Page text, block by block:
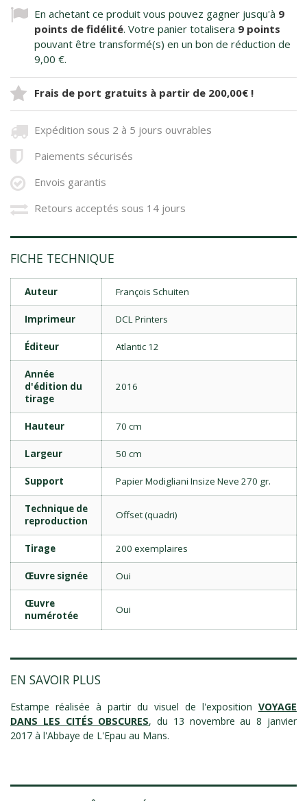
En achetant ce produit vous pouvez gagner jusqu'à 9
points de fidélité. Votre panier totalisera 9 points
pouvant être transformé(s) en un bon de réduction de
9,00 €.
Frais de port gratuits à partir de 200,00€ !
Expédition sous 2 à 5 jours ouvrables
Paiements sécurisés
Envois garantis
Retours acceptés sous 14 jours
FICHE TECHNIQUE
Auteur François Schuiten
Imprimeur DCL Printers
Éditeur Atlantic 12
Année
d'édition du
tirage
2016
Hauteur 70 cm
Largeur 50 cm
Support Papier Modigliani Insize Neve 270 gr.
Technique de
reproduction
Offset (quadri)
Tirage 200 exemplaires
Œuvre signée Oui
Œuvre
numérotée
Oui
EN SAVOIR PLUS
Estampe réalisée à partir du visuel de l'exposition VOYAGE
DANS LES CITÉS OBSCURES, du 13 novembre au 8 janvier
2017 à l'Abbaye de L'Epau au Mans.